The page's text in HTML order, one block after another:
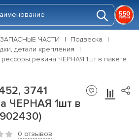
ЗАПАСНЫЕ ЧАСТИ
Подвеска
детали крепления
резина ЧЕРНАЯ 1шт в пакете
3741
ЧЕРНАЯ 1шт в
0 отзывов